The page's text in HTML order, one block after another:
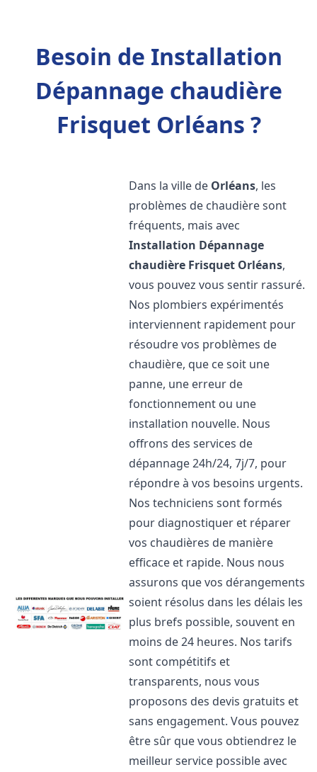
Besoin de Installation
Dépannage chaudière
Frisquet Orléans ?
Dans la ville de Orléans, les
problèmes de chaudière sont
fréquents, mais avec
Installation Dépannage
chaudière Frisquet Orléans,
vous pouvez vous sentir rassuré.
Nos plombiers expérimentés
interviennent rapidement pour
résoudre vos problèmes de
chaudière, que ce soit une
panne, une erreur de
fonctionnement ou une
installation nouvelle. Nous
offrons des services de
dépannage 24h/24, 7j/7, pour
répondre à vos besoins urgents.
Nos techniciens sont formés
pour diagnostiquer et réparer
vos chaudières de manière
efficace et rapide. Nous nous
assurons que vos dérangements
soient résolus dans les délais les
plus brefs possible, souvent en
moins de 24 heures. Nos tarifs
sont compétitifs et
transparents, nous vous
proposons des devis gratuits et
sans engagement. Vous pouvez
être sûr que vous obtiendrez le
meilleur service possible avec